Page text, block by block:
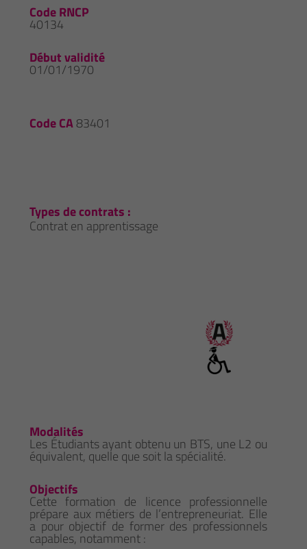
Code RNCP
40134
Début validité
01/01/1970
Code CA83401
Types de contrats :
Contrat en apprentissage
Modalités
Les Étudiants ayant obtenu un BTS, une L2 ou
équivalent, quelle que soit la spécialité.
Objectifs
Cette formation de licence professionnelle
prépare aux métiers de l’entrepreneuriat. Elle
a pour objectif de former des professionnels
capables, notamment :